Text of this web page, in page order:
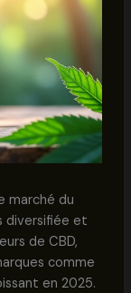
marché du
diversifiée et
de CBD,
comme
en 2025.